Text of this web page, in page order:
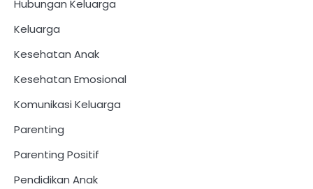
Hubungan Keluarga
Keluarga
Kesehatan Anak
Kesehatan Emosional
Komunikasi Keluarga
Parenting
Parenting Positif
Pendidikan Anak